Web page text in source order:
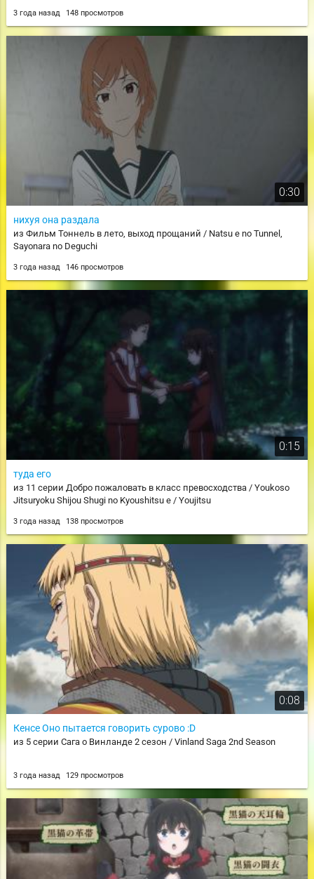
3 года назад 148 просмотров
0:30
нихуя она раздала
из Фильм Тоннель в лето, выход прощаний / Natsu e no Tunnel,
Sayonara no Deguchi
3 года назад 146 просмотров
0:15
туда его
из 11 серии Добро пожаловать в класс превосходства / Youkoso
Jitsuryoku Shijou Shugi no Kyoushitsu e / Youjitsu
3 года назад 138 просмотров
0:08
Кенсе Оно пытается говорить сурово :D
из 5 серии Сага о Винланде 2 сезон / Vinland Saga 2nd Season
3 года назад 129 просмотров